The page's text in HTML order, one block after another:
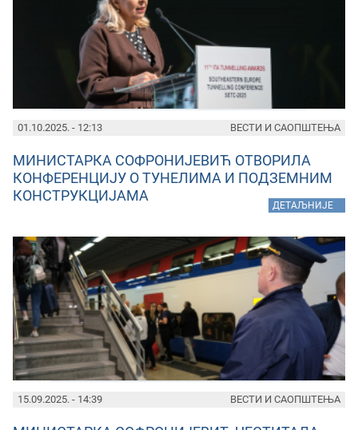
01.10.2025. - 12:13
МИНИСТАРКА СОФРОНИЈЕВИЋ ОТВОРИЛА
КОНФЕРЕНЦИЈУ О ТУНЕЛИМА И ПОДЗЕМНИМ
КОНСТРУКЦИЈАМА
ДЕТАЉНИЈЕ
ВЕСТИ И САОПШТЕЊА
15.09.2025. - 14:39 ВЕСТИ И САОПШТЕЊА